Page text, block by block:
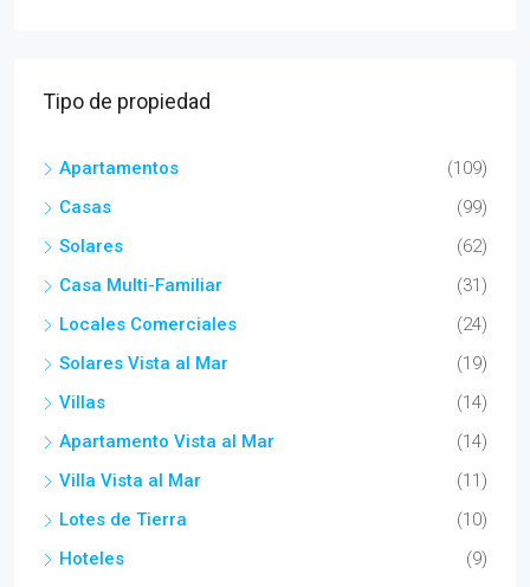
Tipo de propiedad
Apartamentos
(109)
Casas
(99)
Solares
(62)
Casa Multi-Familiar
(31)
Locales Comerciales
(24)
Solares Vista al Mar
(19)
Villas
(14)
Apartamento Vista al Mar
(14)
Villa Vista al Mar
(11)
Lotes de Tierra
(10)
Hoteles
(9)